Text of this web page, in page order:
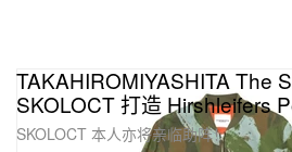
TAKAHIROMIYASHITA The
SKOLOCT 打造 Hirshleifers
SKOLOCT 本人亦将亲临助阵！